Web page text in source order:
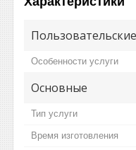
Особенности услуги
Основные
Тип услуги
Время изготовления